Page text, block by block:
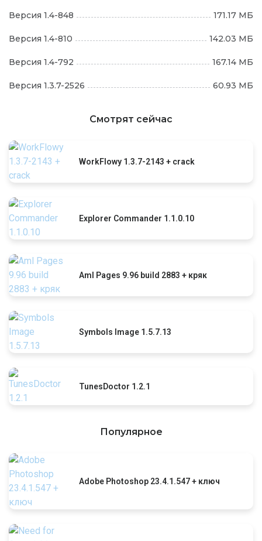
Версия 1.4-848 171.17 МБ
Версия 1.4-810 142.03 МБ
Версия 1.4-792 167.14 МБ
Версия 1.3.7-2526 60.93 МБ
Смотрят сейчас
WorkFlowy 1.3.7-2143 + crack
Explorer Commander 1.1.0.10
Aml Pages 9.96 build 2883 + кряк
Symbols Image 1.5.7.13
TunesDoctor 1.2.1
Популярное
Adobe Photoshop 23.4.1.547 + ключ